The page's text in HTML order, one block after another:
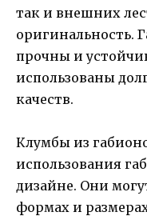
так и внешних
оригинальность.
прочны и
использованы
качеств.
Клумбы из
использования
дизайне. Они
формах и